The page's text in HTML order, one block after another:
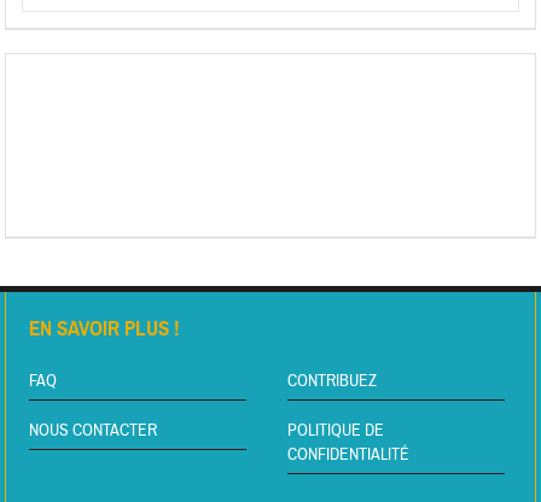
EN SAVOIR PLUS !
FAQ CONTRIBUEZ
NOUS CONTACTER
POLITIQUE DE
CONFIDENTIALITÉ